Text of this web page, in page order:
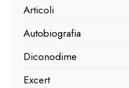
Articoli
Autobiografia
Diconodime
Excert